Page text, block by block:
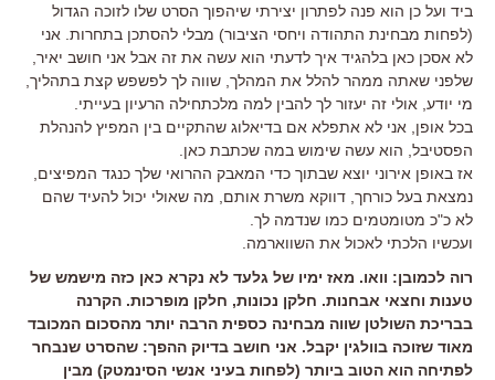
ביד ועל כן הוא פנה לפתרון יצירתי שיהפוך הסרט שלו לזוכה הגדול
(לפחות מבחינת התהודה ויחסי הציבור) מבלי להסתכן בתחרות. אני
לא אסכן כאן בלהגיד איך לדעתי הוא עשה את זה אבל אני חושב יאיר,
שלפני שאתה ממהר להלל את המהלך, שווה לך לפשפש קצת בתהליך,
מי יודע, אולי זה יעזור לך להבין למה מלכתחילה הרעיון בעייתי.
בכל אופן, אני לא אתפלא אם בדיאלוג שהתקיים בין המפיץ להנהלת
הפסטיבל, הוא עשה שימוש במה שכתבת כאן.
אז באופן אירוני יוצא שבתוך כדי המאבק ההרואי שלך כנגד המפיצים,
נמצאת בעל כורחך, דווקא משרת אותם, מה שאולי יכול להעיד שהם
לא כ"כ מטומטמים כמו שנדמה לך.
ועכשיו הלכתי לאכול את השווארמה.
רוה לכמובן: וואו. מאז ימיו של גלעד לא נקרא כאן כזה מישמש של
טענות וחצאי אבחנות. חלקן נכונות, חלקן מופרכות. הקרנה
בבריכת השולטן שווה מבחינה כספית הרבה יותר מהסכום המכובד
מאוד שזוכה בוולגין יקבל. אני חושב בדיוק ההפך: שהסרט שנבחר
לפתיחה הוא הטוב ביותר (לפחות בעיני אנשי הסינמטק) מבין